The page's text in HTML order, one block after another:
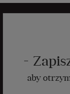
aby